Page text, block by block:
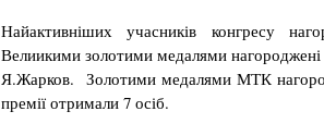
Найактивніших учасників конгресу
Велиикими золотими медалями
Я.Жарков. Золотими медалями МТК
премії отримали 7 осіб.